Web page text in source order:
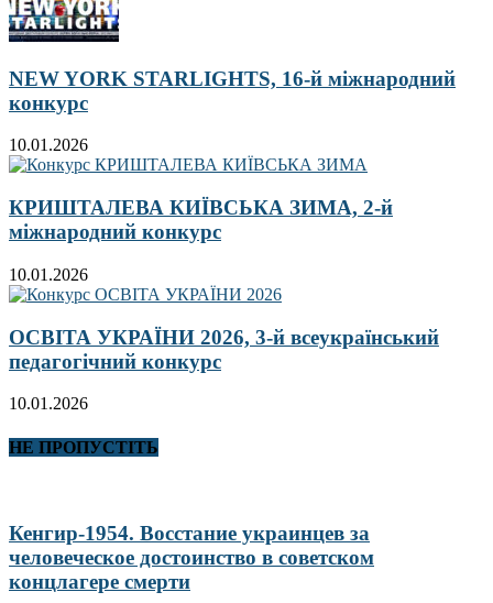
NEW YORK STARLIGHTS, 16-й міжнародний
конкурс
10.01.2026
КРИШТАЛЕВА КИЇВСЬКА ЗИМА, 2-й
міжнародний конкурс
10.01.2026
ОСВІТА УКРАЇНИ 2026, 3-й всеукраїнський
педагогічний конкурс
10.01.2026
НЕ ПРОПУСТІТЬ
Кенгир-1954. Восстание украинцев за
человеческое достоинство в советском
концлагере смерти